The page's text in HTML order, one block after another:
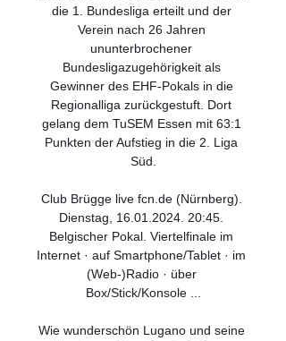
die 1. Bundesliga erteilt und der
Verein nach 26 Jahren
ununterbrochener
Bundesligazugehörigkeit als
Gewinner des EHF-Pokals in die
Regionalliga zurückgestuft. Dort
gelang dem TuSEM Essen mit 63:1
Punkten der Aufstieg in die 2. Liga
Süd.
Club Brügge live fcn.de (Nürnberg).
Dienstag, 16.01.2024. 20:45.
Belgischer Pokal. Viertelfinale im
Internet · auf Smartphone/Tablet · im
(Web-)Radio · über
Box/Stick/Konsole ...
Wie wunderschön Lugano und seine